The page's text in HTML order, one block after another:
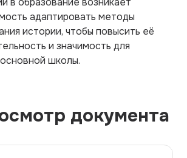
адаптировать методы
истории, чтобы повысить её
и значимость для
школы.
документа